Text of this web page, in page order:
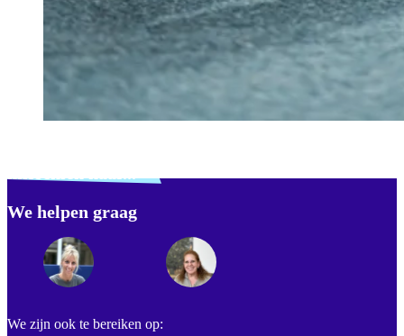
We helpen graag
We zijn ook te bereiken op:
Footer